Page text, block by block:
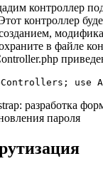
контроллер
контроллер
в файле
разработка
пароля